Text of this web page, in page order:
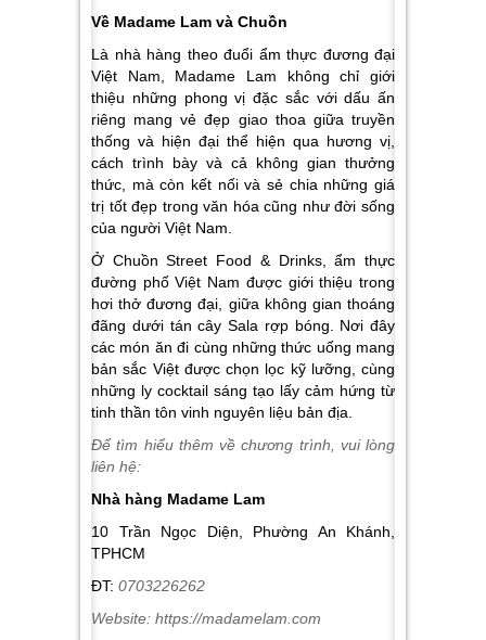
Về Madame Lam và Chuồn
Là nhà hàng theo đuổi ẩm thực đương đại
Việt Nam, Madame Lam không chỉ giới
thiệu những phong vị đặc sắc với dấu ấn
riêng mang vẻ đẹp giao thoa giữa truyền
thống và hiện đại thể hiện qua hương vị,
cách trình bày và cả không gian thưởng
thức, mà còn kết nối và sẻ chia những giá
trị tốt đẹp trong văn hóa cũng như đời sống
của người Việt Nam.
Ở Chuồn Street Food & Drinks, ẩm thực
đường phố Việt Nam được giới thiệu trong
hơi thở đương đại, giữa không gian thoáng
đãng dưới tán cây Sala rợp bóng. Nơi đây
các món ăn đi cùng những thức uống mang
bản sắc Việt được chọn lọc kỹ lưỡng, cùng
những ly cocktail sáng tạo lấy cảm hứng từ
tinh thần tôn vinh nguyên liệu bản địa.
Để tìm hiểu thêm về chương trình, vui lòng
liên hệ:
Nhà hàng Madame Lam
10 Trần Ngọc Diện, Phường An Khánh,
TPHCM
ĐT: 0703226262
Website: https://madamelam.com